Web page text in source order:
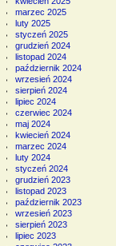
marzec 2025
luty 2025
styczeń 2025
grudzień 2024
listopad 2024
październik 2024
wrzesień 2024
sierpień 2024
lipiec 2024
czerwiec 2024
maj 2024
kwiecień 2024
marzec 2024
luty 2024
styczeń 2024
grudzień 2023
listopad 2023
październik 2023
wrzesień 2023
sierpień 2023
lipiec 2023